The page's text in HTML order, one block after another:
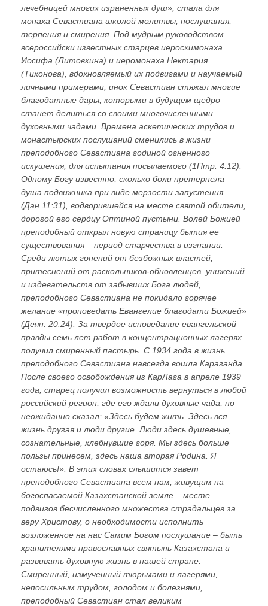
лечебницей многих израненных душ», стала для
монаха Севастиана школой молитвы, послушания,
терпения и смирения. Под мудрым руководством
всероссийски известных старцев иеросхимонаха
Иосифа (Литовкина) и иеромонаха Нектария
(Тихонова), вдохновляемый их подвигами и научаемый
личными примерами, инок Севастиан стяжал многие
благодатные дары, которыми в будущем щедро
станет делиться со своими многочисленными
духовными чадами. Времена аскетических трудов и
монастырских послушаний сменились в жизни
преподобного Севастиана годиной огненного
искушения, для испытания посылаемого (1Птр. 4:12).
Одному Богу известно, сколько боли претерпела
душа подвижника при виде мерзости запустения
(Дан.11:31), водворившейся на месте святой обители,
дорогой его сердцу Оптиной пустыни. Волей Божией
преподобный открыл новую страницу бытия ее
существования – период старчества в изгнании.
Среди лютых гонений от безбожных властей,
притеснений от раскольников-обновленцев, унижений
и издевательств от забывших Бога людей,
преподобного Севастиана не покидало горячее
желание «проповедать Евангелие благодати Божией»
(Деян. 20:24). За твердое исповедание евангельской
правды семь лет работ в концентрационных лагерях
получил смиренный пастырь. С 1934 года в жизнь
преподобного Севастиана навсегда вошла Караганда.
После своего освобождения из КарЛага в апреле 1939
года, старец получил возможность вернуться в любой
российский регион, где его ждали духовные чада, но
неожиданно сказал: «Здесь будем жить. Здесь вся
жизнь другая и люди другие. Люди здесь душевные,
сознательные, хлебнувшие горя. Мы здесь больше
пользы принесем, здесь наша вторая Родина. Я
остаюсь!». В этих словах слышится завет
преподобного Севастиана всем нам, живущим на
богоспасаемой Казахстанской земле – месте
подвигов бесчисленного множества страдальцев за
веру Христову, о необходимости исполнить
возложенное на нас Самим Богом послушание – быть
хранителями православных святынь Казахстана и
развивать духовную жизнь в нашей стране.
Смиренный, измученный тюрьмами и лагерями,
непосильным трудом, голодом и болезнями,
преподобный Севастиан стал великим